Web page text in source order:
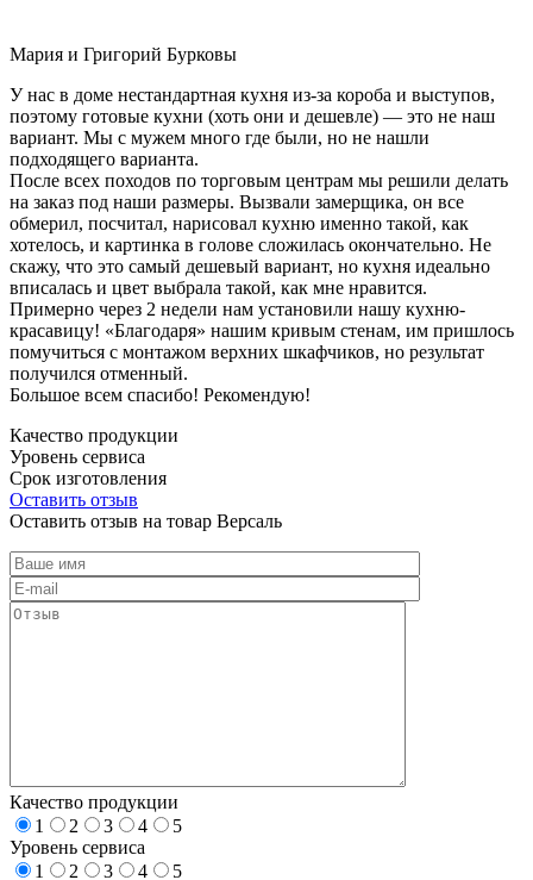
Мария и Григорий Бурковы
У нас в доме нестандартная кухня из-за короба и выступов,
поэтому готовые кухни (хоть они и дешевле) — это не наш
вариант. Мы с мужем много где были, но не нашли
подходящего варианта.
После всех походов по торговым центрам мы решили делать
на заказ под наши размеры. Вызвали замерщика, он все
обмерил, посчитал, нарисовал кухню именно такой, как
хотелось, и картинка в голове сложилась окончательно. Не
скажу, что это самый дешевый вариант, но кухня идеально
вписалась и цвет выбрала такой, как мне нравится.
Примерно через 2 недели нам установили нашу кухню-
красавицу! «Благодаря» нашим кривым стенам, им пришлось
помучиться с монтажом верхних шкафчиков, но результат
получился отменный.
Большое всем спасибо! Рекомендую!
Качество продукции
Уровень сервиса
Срок изготовления
Оставить отзыв
Оставить отзыв на товар Версаль
Качество продукции
1
2 3 4
5
Уровень сервиса
1
2 3 4 5